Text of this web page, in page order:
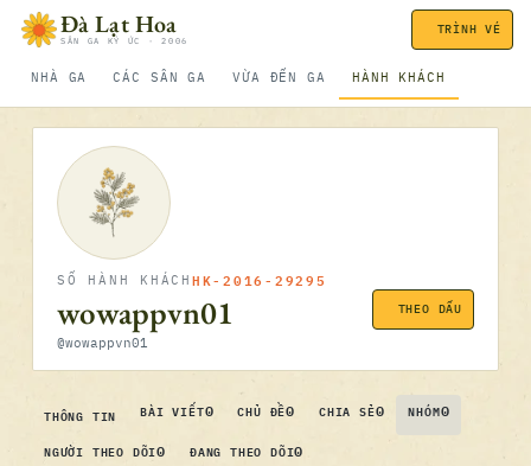
Bỏ qua nội dungĐà Lạt Hoa
SÂN GA KÝ ỨC · 2006
NHÀ GA CÁC SÂN GA VỪA ĐẾN GA HÀNH KHÁCH
TRÌNH VÉ
SỐ HÀNH KHÁCH HK-2016-29295
wowappvn01
@wowappvn01
THEO DẤU
THÔNG TIN BÀI VIẾT0 CHỦ ĐỀ0 CHIA SẺ0 NHÓM0
NGƯỜI THEO DÕI0 ĐANG THEO DÕI0